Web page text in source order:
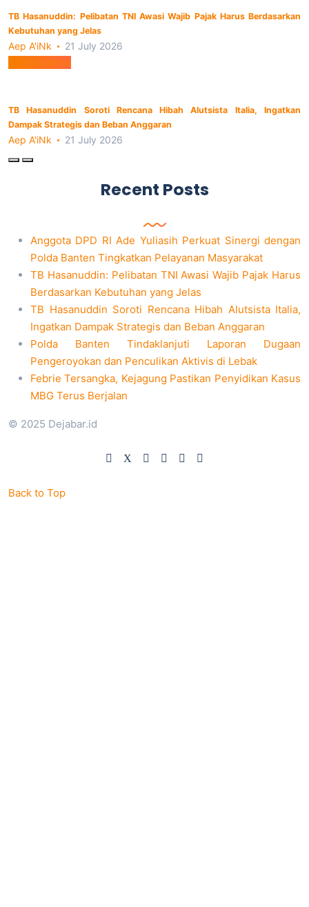
TB Hasanuddin: Pelibatan TNI Awasi Wajib Pajak Harus Berdasarkan
Kebutuhan yang Jelas
Aep A'iNk 21 July 2026
Berita Utama
TB Hasanuddin Soroti Rencana Hibah Alutsista Italia, Ingatkan
Dampak Strategis dan Beban Anggaran
Aep A'iNk 21 July 2026
Recent Posts
Anggota DPD RI Ade Yuliasih Perkuat Sinergi dengan
Polda Banten Tingkatkan Pelayanan Masyarakat
TB Hasanuddin: Pelibatan TNI Awasi Wajib Pajak Harus
Berdasarkan Kebutuhan yang Jelas
TB Hasanuddin Soroti Rencana Hibah Alutsista Italia,
Ingatkan Dampak Strategis dan Beban Anggaran
Polda Banten Tindaklanjuti Laporan Dugaan
Pengeroyokan dan Penculikan Aktivis di Lebak
Febrie Tersangka, Kejagung Pastikan Penyidikan Kasus
MBG Terus Berjalan
© 2025 Dejabar.id
Back to Top